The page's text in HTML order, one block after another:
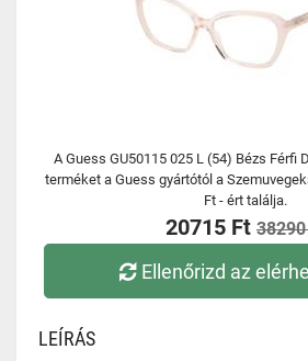
A Guess GU50115 025 L (54) Bézs Férfi
terméket a Guess gyártótól a
Ft - ért találja.
20715 Ft
Ellenőrizd az
LEÍRÁS